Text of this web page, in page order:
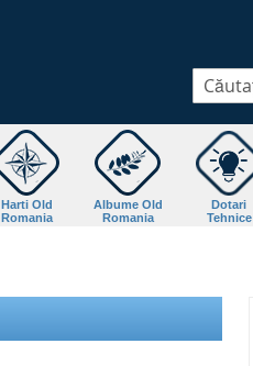
Căutare
Harti Old
Romania
Albume Old
Romania
Dotari
Tehnice